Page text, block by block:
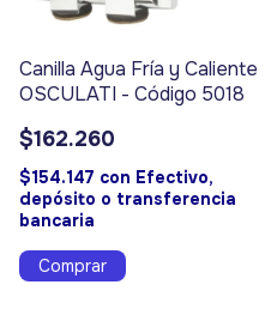
Canilla Agua Fría y Caliente
OSCULATI - Código 5018
$162.260
$154.147 con Efectivo,
depósito o transferencia
bancaria